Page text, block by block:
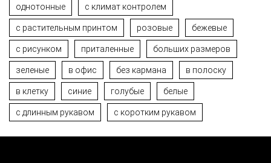
однотонные с климат контролем
с растительным принтом розовые бежевые
с рисунком приталенные больших размеров
зеленые в офис без кармана в полоску
в клетку синие голубые белые
с длинным рукавом с коротким рукавом